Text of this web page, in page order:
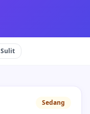
Sulit
Sedang